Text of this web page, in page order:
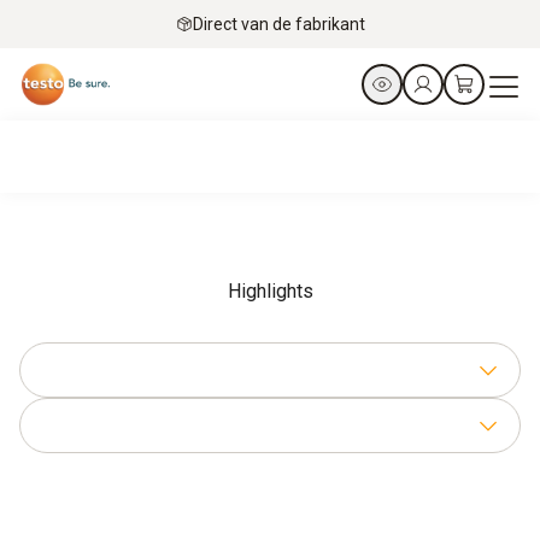
Direct van de fabrikant
Highlights